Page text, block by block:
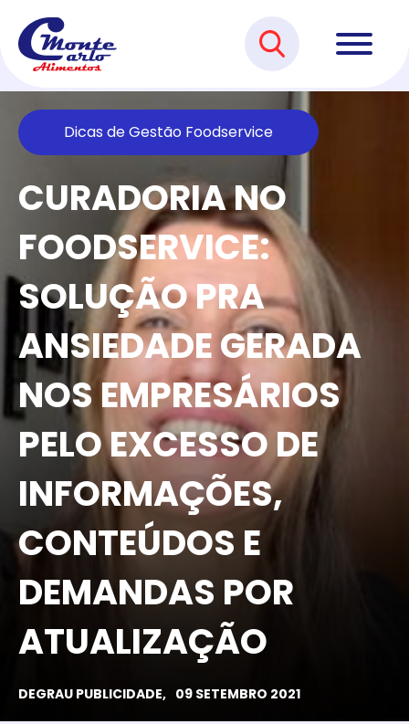
Dicas de Gestão Foodservice
CURADORIA NO
FOODSERVICE:
SOLUÇÃO PRA
ANSIEDADE GERADA
NOS EMPRESÁRIOS
PELO EXCESSO DE
INFORMAÇÕES,
CONTEÚDOS E
DEMANDAS POR
ATUALIZAÇÃO
DEGRAU PUBLICIDADE, 09 SETEMBRO 2021